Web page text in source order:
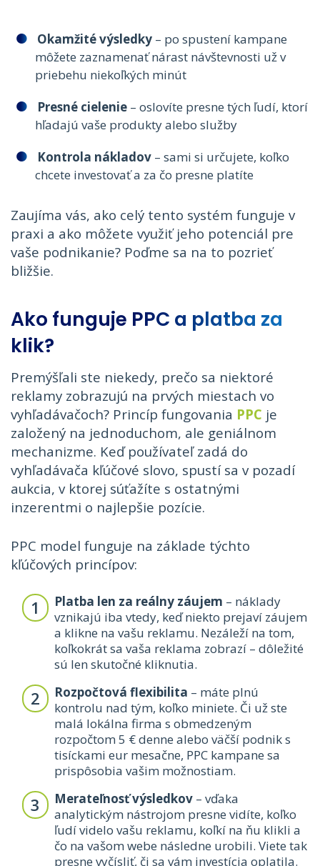
Okamžité výsledky– po spustení kampane
môžete zaznamenať nárast návštevnosti už v
priebehu niekoľkých minút
Presné cielenie– oslovíte presne tých ľudí, ktorí
hľadajú vaše produkty alebo služby
Kontrola nákladov– sami si určujete, koľko
chcete investovať a za čo presne platíte
Zaujíma vás, ako celý tento systém funguje v
praxi a ako môžete využiť jeho potenciál pre
vaše podnikanie? Poďme sa na to pozrieť
bližšie.
Ako funguje PPC a platba za
klik?
Premýšľali ste niekedy, prečo sa niektoré
reklamy zobrazujú na prvých miestach vo
vyhľadávačoch? Princíp fungovania PPC je
založený na jednoduchom, ale geniálnom
mechanizme. Keď používateľ zadá do
vyhľadávača kľúčové slovo, spustí sa v pozadí
aukcia, v ktorej súťažíte s ostatnými
inzerentmi o najlepšie pozície.
PPC model funguje na základe týchto
kľúčových princípov:
Platba len za reálny záujem – náklady
vznikajú iba vtedy, keď niekto prejaví záujem
a klikne na vašu reklamu. Nezáleží na tom,
koľkokrát sa vaša reklama zobrazí – dôležité
sú len skutočné kliknutia.
Rozpočtová flexibilita – máte plnú
kontrolu nad tým, koľko miniete. Či už ste
malá lokálna firma s obmedzeným
rozpočtom 5 € denne alebo väčší podnik s
tisíckami eur mesačne, PPC kampane sa
prispôsobia vašim možnostiam.
Merateľnosť výsledkov – vďaka
analytickým nástrojom presne vidíte, koľko
ľudí videlo vašu reklamu, koľkí na ňu klikli a
čo na vašom webe následne urobili. Viete tak
presne vyčísliť, či sa vám investícia oplatila.